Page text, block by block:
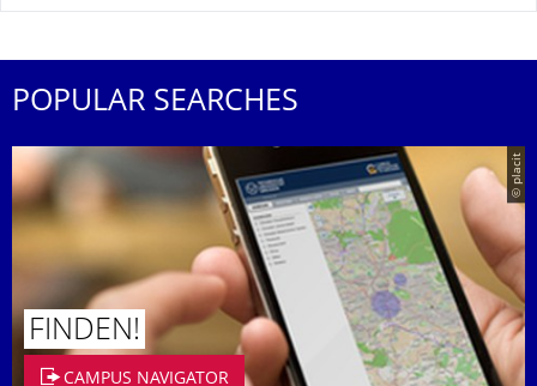
POPULAR SEARCHES
© placit
FINDEN!
CAMPUS NAVIGATOR